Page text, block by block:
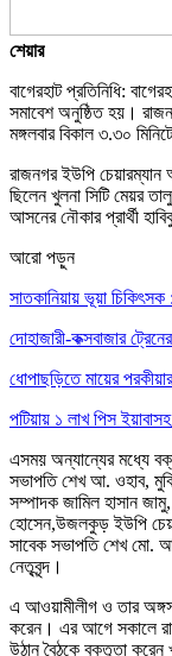
শেয়ার
বাগেরহাট প্রতিনিধি:
সমাবেশ অনুষ্ঠিত হয়।
মঙ্গলবার বিকাল ৩.৩০
রাজনগর ইউপি
ছিলেন খুলনা সিটি মেয়র
আসনের নৌকার প্রার্থী
আরো পড়ুন
সাতকানিয়ায় ভূয়া
দোহাজারী-কক্সবাজার
ধোপাছড়িতে মায়ের
পটিয়ায় ১ লাখ পিস
এসময় অন্যান্যের মধ্যে
সভাপতি শেখ আ. ওহাব,
সম্পাদক জামিল হাসান
হোসেন,উজলকুড় ইউপি
সাবেক সভাপতি শেখ মো.
নেতৃবৃন্দ।
এ আওয়ামীলীগ ও তার
করেন। এর আগে সকালে
উঠান বৈঠকে বক্তৃতা করেন